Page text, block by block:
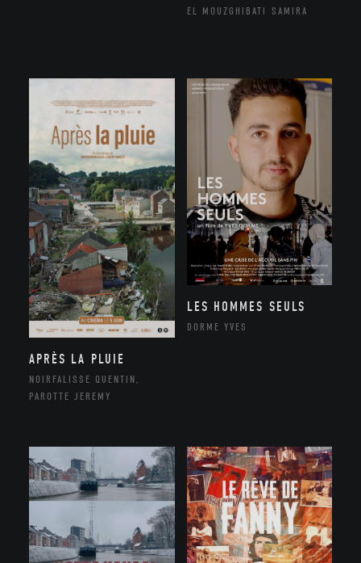
EL MOUZGHIBATI SAMIRA
APRÈS LA PLUIE
NOIRFALISSE QUENTIN,
PAROTTE JEREMY
LES HOMMES SEULS
DORME YVES